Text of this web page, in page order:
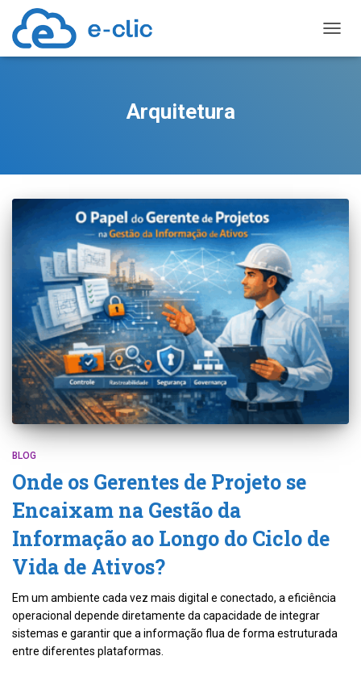
Arquitetura
BLOG
Onde os Gerentes de Projeto se
Encaixam na Gestão da
Informação ao Longo do Ciclo de
Vida de Ativos?
Em um ambiente cada vez mais digital e conectado, a eficiência
operacional depende diretamente da capacidade de integrar
sistemas e garantir que a informação flua de forma estruturada
entre diferentes plataformas.